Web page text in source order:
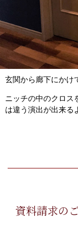
玄関から廊下にかけ
ニッチの中のクロス
は違う演出が出来る
資料請求の